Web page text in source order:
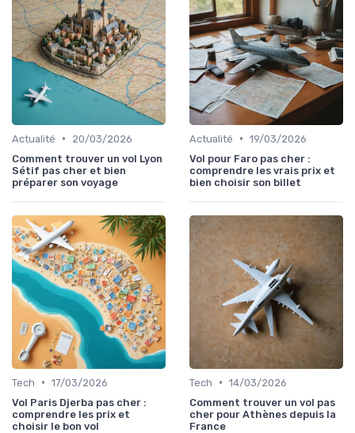
Actualité •
20/03/2026
Comment trouver un vol Lyon
Sétif pas cher et bien
préparer son voyage
Actualité • 19/03/2026
Vol pour Faro pas cher :
comprendre les vrais prix et
bien choisir son billet
Tech • 17/03/2026
Vol Paris Djerba pas cher :
comprendre les prix et
choisir le bon vol
Tech • 14/03/2026
Comment trouver un vol pas
cher pour Athènes depuis la
France